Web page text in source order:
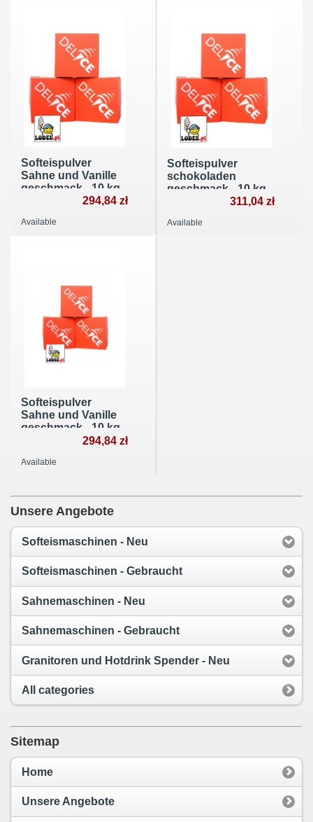
Softeispulver
Sahne und Vanille
geschmack - 10 kg
294,84 zł
Available
Softeispulver
schokoladen
geschmack - 10 kg
311,04 zł
Available
Softeispulver
Sahne und Vanille
geschmack - 10 kg
294,84 zł
Available
Unsere Angebote
Softeismaschinen - Neu
Softeismaschinen - Gebraucht
Sahnemaschinen - Neu
Sahnemaschinen - Gebraucht
Granitoren und Hotdrink Spender - Neu
All categories
Sitemap
Home
Unsere Angebote